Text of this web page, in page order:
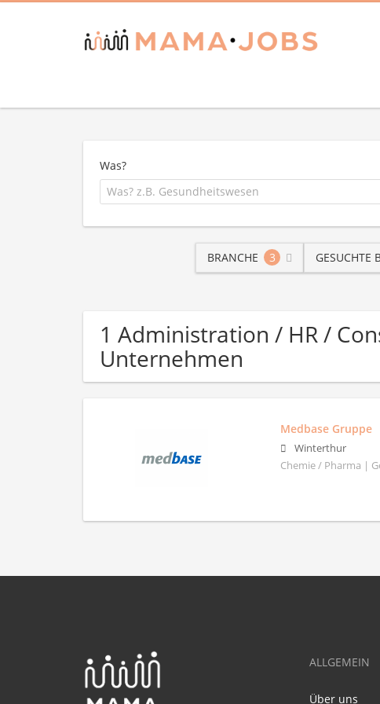
Was?
BRANCHE 3 GESUCHTE
1 Administration / HR /
Unternehmen
Medbase Gruppe
Winterthur
Chemie / Pharma |
ALLGEMEIN
Über uns